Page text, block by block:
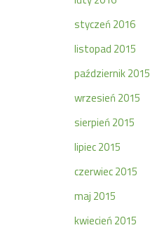
styczeń 2016
listopad 2015
październik 2015
wrzesień 2015
sierpień 2015
lipiec 2015
czerwiec 2015
maj 2015
kwiecień 2015